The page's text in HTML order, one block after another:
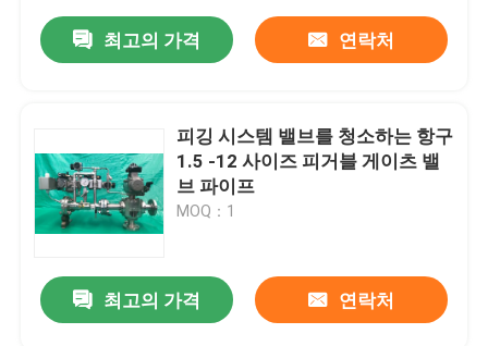
최고의 가격 연락처
피깅 시스템 밸브를 청소하는 항구
1.5 -12 사이즈 피거블 게이츠 밸
브 파이프
MOQ：1
최고의 가격 연락처